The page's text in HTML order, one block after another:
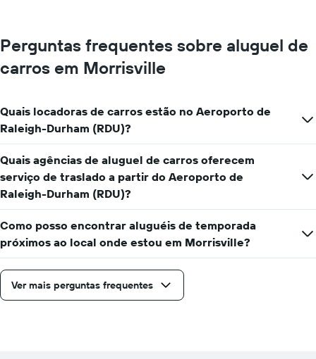
Perguntas frequentes sobre aluguel de
carros em Morrisville
Quais locadoras de carros estão no Aeroporto de
Raleigh-Durham (RDU)?
Quais agências de aluguel de carros oferecem
serviço de traslado a partir do Aeroporto de
Raleigh-Durham (RDU)?
Como posso encontrar aluguéis de temporada
próximos ao local onde estou em Morrisville?
Ver mais perguntas frequentes